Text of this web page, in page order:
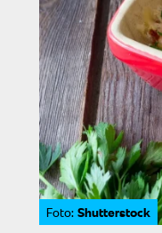
Foto: Shutterstock